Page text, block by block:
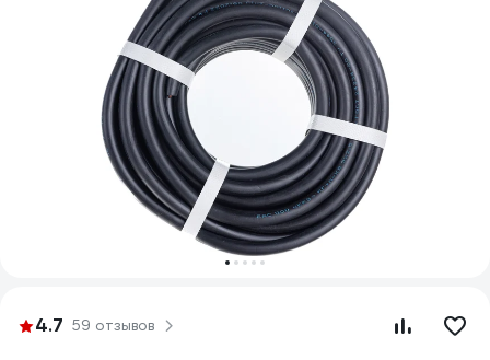
4.7 59 отзывов